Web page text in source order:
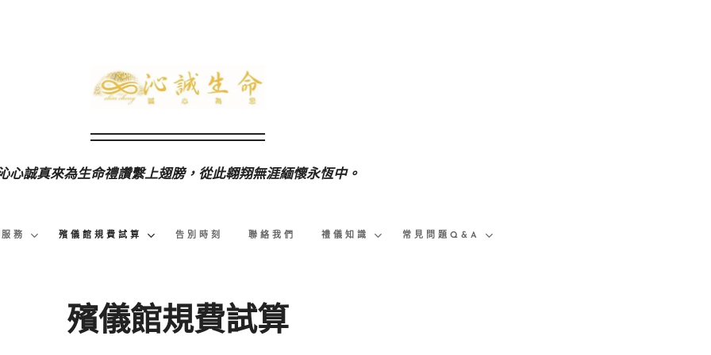
心誠真來為生命禮讚繫上翅膀，從此翱翔無涯緬懷永恆中。
務 殯儀館規費試算 告別時刻 聯絡我們 禮儀知識 常見問題Q&A
殯儀館規費試算